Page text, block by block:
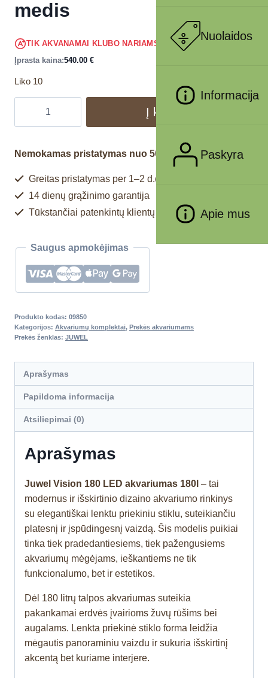
Nuolaidos
Informacija
Paskyra
Apie mus
medis
TIK AKVANAMAI KLUBO NARIAMS 513.00€
Įprasta kaina:540.00 €
Liko 10
Į krepšelį
Nemokamas pristatymas nuo 50€
Greitas pristatymas per 1–2 d.d.
14 dienų grąžinimo garantija
Tūkstančiai patenkintų klientų
Saugus apmokėjimas
Produkto kodas: 09850
Kategorijos: Akvariumų komplektai, Prekės akvariumams
Prekės ženklas: JUWEL
Aprašymas
Papildoma informacija
Atsiliepimai (0)
Aprašymas
Juwel Vision 180 LED akvariumas 180l – tai
modernus ir išskirtinio dizaino akvariumo rinkinys
su elegantiškai lenktu priekiniu stiklu, suteikiančiu
platesnį ir įspūdingesnį vaizdą. Šis modelis puikiai
tinka tiek pradedantiesiems, tiek pažengusiems
akvariumų mėgėjams, ieškantiems ne tik
funkcionalumo, bet ir estetikos.
Dėl 180 litrų talpos akvariumas suteikia
pakankamai erdvės įvairioms žuvų rūšims bei
augalams. Lenkta priekinė stiklo forma leidžia
mėgautis panoraminiu vaizdu ir sukuria išskirtinį
akcentą bet kuriame interjere.